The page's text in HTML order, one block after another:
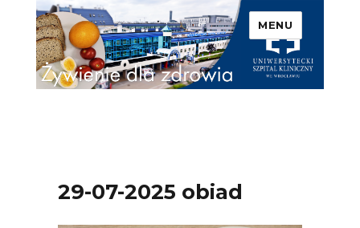
Uniwersytecki Szpital
Kliniczny we Wrocławiu –
Żywienie dla zdrowia
MENU
29-07-2025 obiad